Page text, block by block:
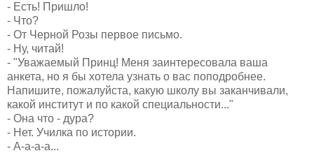
- Есть! Пришло!
- Что?
- От Черной Розы первое письмо.
- Ну, читай!
- "Уважаемый Принц! Меня заинтересовала ваша
анкета, но я бы хотела узнать о вас поподробнее.
Напишите, пожалуйста, какую школу вы заканчивали,
какой институт и по какой специальности..."
- Она что - дура?
- Нет. Училка по истории.
- А-а-а-а...